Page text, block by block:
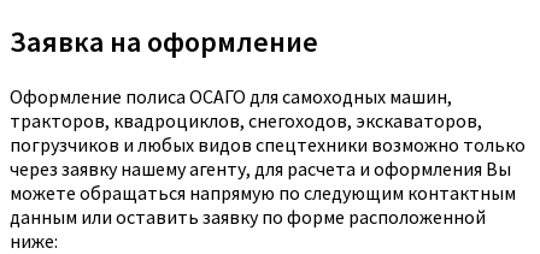
Заявка на оформление
Оформление полиса ОСАГО для самоходных машин,
тракторов, квадроциклов, снегоходов, экскаваторов,
погрузчиков и любых видов спецтехники возможно только
через заявку нашему агенту, для расчета и оформления Вы
можете обращаться напрямую по следующим контактным
данным или оставить заявку по форме расположенной
ниже: